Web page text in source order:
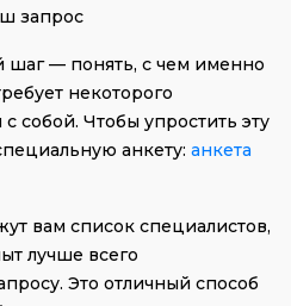
запрос
— понять, с чем именно
некоторого
собой. Чтобы упростить эту
анкету: анкета
вам список специалистов,
лучше всего
Это отличный способ